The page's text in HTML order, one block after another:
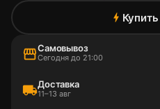
bolt
storefrontСамовывоз
Сегодня до 21:00
local_shippingДоставка
11–13 авг